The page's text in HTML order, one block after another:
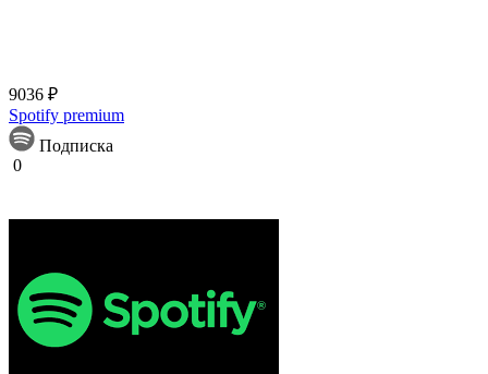
9036 ₽
Spotify premium
Подписка
0